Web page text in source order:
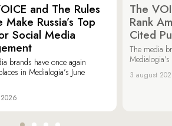
and The Rules
Russia’s Top
Social Media
brands have once again
in Medialogia’s June
The
Rank
Cited
The media
3 august